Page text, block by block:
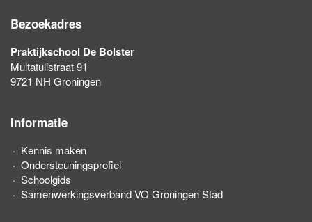
Bezoekadres
Praktijkschool De Bolster
Multatulistraat 91
9721 NH Groningen
Informatie
Kennis maken
Ondersteuningsprofiel
Schoolgids
Samenwerkingsverband VO Groningen Stad